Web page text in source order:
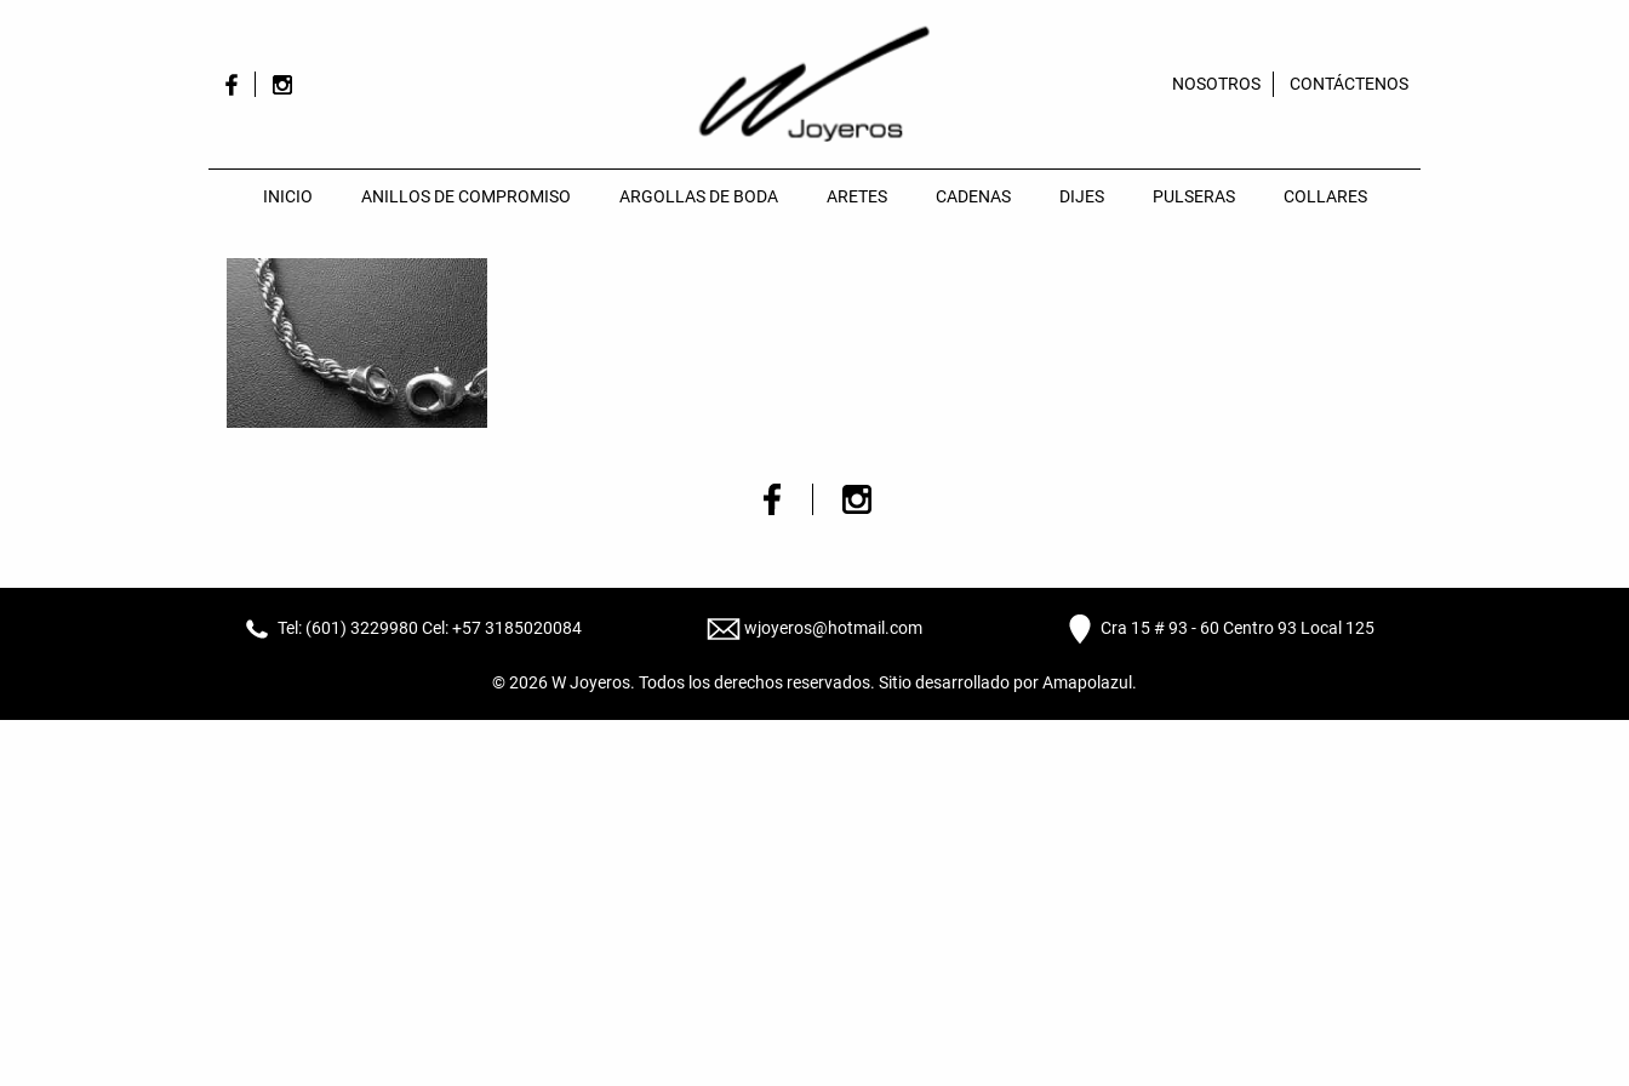
NOSOTROS CONTÁCTENOS
INICIO ANILLOS DE COMPROMISO ARGOLLAS DE BODA ARETES CADENAS DIJES PULSERAS COLLARES
Tel: (601) 3229980 Cel: +57 3185020084 wjoyeros@hotmail.com Cra 15 # 93 - 60 Centro 93 Local 125
© 2026W Joyeros. Todos los derechos reservados. Sitio desarrollado porAmapolazul .